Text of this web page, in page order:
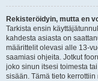
Rekisteröidyin, mutta en
Tarkista ensin
kahdesta asiasta on
määrittelit olevasi alle 13-
saamiasi ohjeita. Jotkut
joko sinun itsesi toimesta
sisään. Tämä tieto